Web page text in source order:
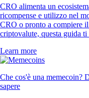
CRO alimenta un
ricompense e utilizzo nel
CRO o pronto a compiere
criptovalute, questa guida
Learn more
Che cos'è una memecoin?
sapere